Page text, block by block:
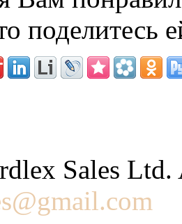
поделитесь
Sales